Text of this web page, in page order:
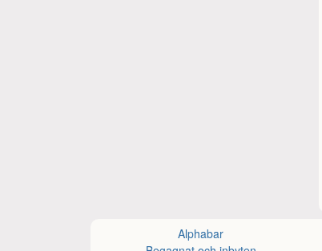
Alphabar